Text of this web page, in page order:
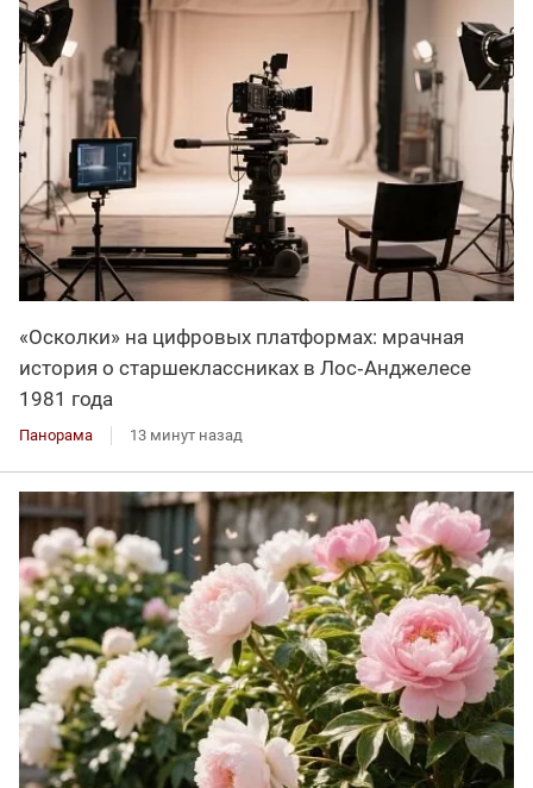
«Осколки» на цифровых платформах: мрачная
история о старшеклассниках в Лос‑Анджелесе
1981 года
Панорама 13 минут назад